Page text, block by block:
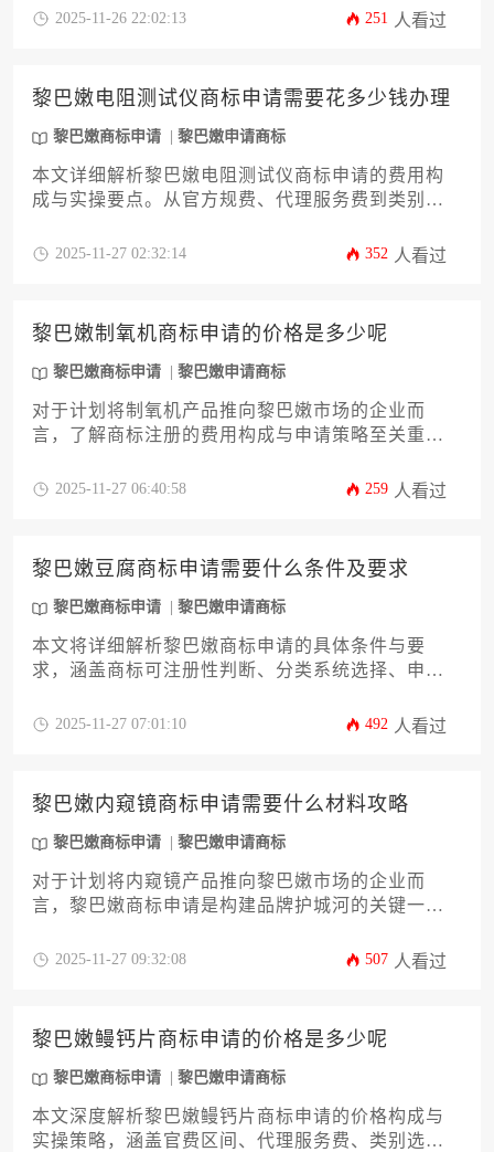
到官方审查与公告的完整流程，系统阐述影响审批
完成商标确权，为市场开拓奠定坚实基础。
2025-11-26 22:02:13 251 人看过
黎巴嫩电阻测试仪商标申请需要花多少钱办理
黎巴嫩商标申请 黎巴嫩申请商标
本文详细解析黎巴嫩电阻测试仪商标申请的费用构
成与实操要点。从官方规费、代理服务费到类别选
伯语文件准备、使用证据提交等关键环节，为企业
2025-11-27 02:32:14 352 人看过
黎巴嫩制氧机商标申请的价格是多少呢
黎巴嫩商标申请 黎巴嫩申请商标
对于计划将制氧机产品推向黎巴嫩市场的企业而
言，了解商标注册的费用构成与申请策略至关重
代理服务费、分类计费标准及潜在附加成本，同时
2025-11-27 06:40:58 259 人看过
黎巴嫩豆腐商标申请需要什么条件及要求
黎巴嫩商标申请 黎巴嫩申请商标
本文将详细解析黎巴嫩商标申请的具体条件与要
求，涵盖商标可注册性判断、分类系统选择、申请
类产品的特殊性，文章特别说明成分描述与地域标
2025-11-27 07:01:10 492 人看过
黎巴嫩内窥镜商标申请需要什么材料攻略
黎巴嫩商标申请 黎巴嫩申请商标
对于计划将内窥镜产品推向黎巴嫩市场的企业而
言，黎巴嫩商标申请是构建品牌护城河的关键一
料清单、详细规格及其背后的法律逻辑，涵盖从商
册成功率，确保您的知识产权在黎巴嫩市场获得坚
实保护。
2025-11-27 09:32:08 507 人看过
黎巴嫩鳗钙片商标申请的价格是多少呢
黎巴嫩商标申请 黎巴嫩申请商标
本文深度解析黎巴嫩鳗钙片商标申请的价格构成与
实操策略，涵盖官费区间、代理服务费、类别选